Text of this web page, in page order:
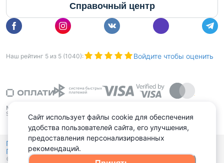
Справочный центр
Наш рейтинг 5 из 5 (1040): Войдите чтобы оценить
Политика конфиденциальности,
Политика обработки файлов куки и
© 2015 - 2026, Domovita.by. Копирование материалов допускается
Сайт использует файлы cookie для обеспечения
удобства пользователей сайта, его улучшения,
предоставления персонализированных
рекомендаций.